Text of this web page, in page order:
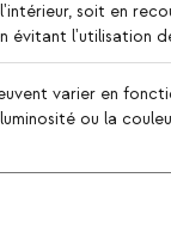
soit en
évitant l'utilisation
varier en
ou la